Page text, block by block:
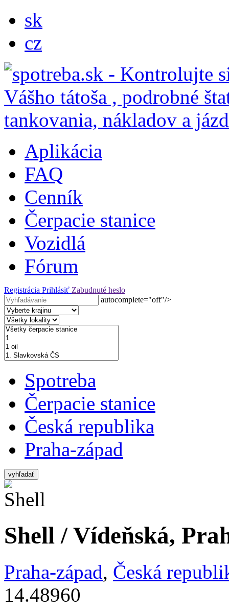
sk
cz
Aplikácia
FAQ
Cenník
Čerpacie stanice
Vozidlá
Fórum
Registrácia Prihlásiť Zabudnuté heslo
autocomplete="off"/>
Spotreba
Čerpacie stanice
Česká republika
Praha-západ
vyhľadať
Shell / Vídeňská,
Praha-západ, Česká
14.48960